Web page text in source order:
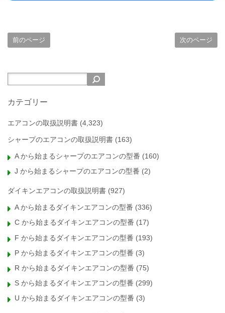
前のページ 次のページ
カテゴリー
エアコンの取扱説明書 (4,323)
シャープのエアコンの取扱説明書 (163)
A から始まるシャープのエアコンの型番 (160)
J から始まるシャープのエアコンの型番 (2)
ダイキンエアコンの取扱説明書 (927)
A から始まるダイキンエアコンの型番 (336)
C から始まるダイキンエアコンの型番 (17)
F から始まるダイキンエアコンの型番 (193)
P から始まるダイキンエアコンの型番 (3)
R から始まるダイキンエアコンの型番 (75)
S から始まるダイキンエアコンの型番 (299)
U から始まるダイキンエアコンの型番 (3)